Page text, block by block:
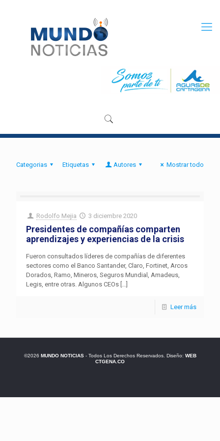
Categorias Etiquetas Autores Mostrar todo
Rodolfo Mejia 3 diciembre 2020
Presidentes de compañías comparten
aprendizajes y experiencias de la crisis
Fueron consultados líderes de compañías de diferentes
sectores como el Banco Santander, Claro, Fortinet, Arcos
Dorados, Ramo, Mineros, Seguros Mundial, Amadeus,
Legis, entre otras. Algunos CEOs […]
Leer más
©2026 MUNDO NOTICIAS- Todos Los Derechos Reservados. Diseño: WEB
CTGENA.CO